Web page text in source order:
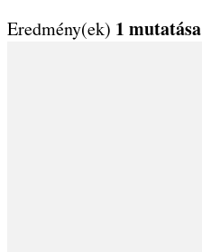
Eredmény(ek) 1 mutatása